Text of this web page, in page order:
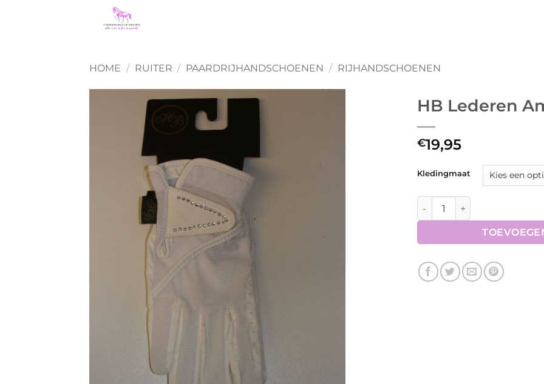
HOME / RUITER / PAARDRIJHANDSCHOENEN / RIJHANDSCHOENEN
HB Lederen
€19,95
Kledingmaat
HB Lederen Amara